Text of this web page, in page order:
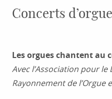
Concerts
Les orgues chantent au
Avec l’Association pour
Rayonnement de l’Orgue